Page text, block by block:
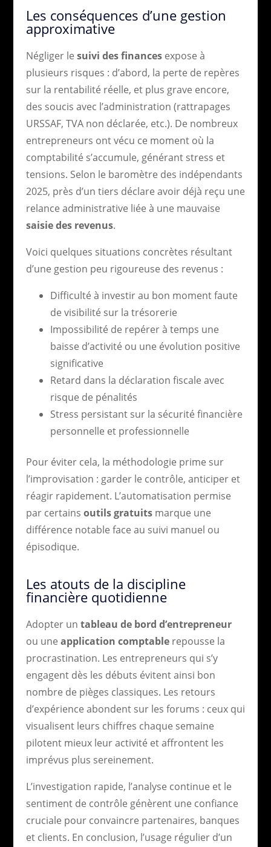
Les conséquences d’une gestion
approximative
Négliger le suivi des financesexpose à
plusieurs risques : d’abord, la perte de repères
sur la rentabilité réelle, et plus grave encore,
des soucis avec l’administration (rattrapages
URSSAF, TVA non déclarée, etc.). De nombreux
entrepreneurs ont vécu ce moment où la
comptabilité s’accumule, générant stress et
tensions. Selon le baromètre des indépendants
2025, près d’un tiers déclare avoir déjà reçu une
relance administrative liée à une mauvaise
saisie des revenus.
Voici quelques situations concrètes résultant
d’une gestion peu rigoureuse des revenus :
Difficulté à investir au bon moment faute
de visibilité sur la trésorerie
Impossibilité de repérer à temps une
baisse d’activité ou une évolution positive
significative
Retard dans la déclaration fiscale avec
risque de pénalités
Stress persistant sur la sécurité financière
personnelle et professionnelle
Pour éviter cela, la méthodologie prime sur
l’improvisation : garder le contrôle, anticiper et
réagir rapidement. L’automatisation permise
par certains outils gratuitsmarque une
différence notable face au suivi manuel ou
épisodique.
Les atouts de la discipline
financière quotidienne
Adopter un tableau de bord d’entrepreneur
ou une application comptablerepousse la
procrastination. Les entrepreneurs qui s’y
engagent dès les débuts évitent ainsi bon
nombre de pièges classiques. Les retours
d’expérience abondent sur les forums : ceux qui
visualisent leurs chiffres chaque semaine
pilotent mieux leur activité et affrontent les
imprévus plus sereinement.
L’investigation rapide, l’analyse continue et le
sentiment de contrôle génèrent une confiance
cruciale pour convaincre partenaires, banques
et clients. En conclusion, l’usage régulier d’un